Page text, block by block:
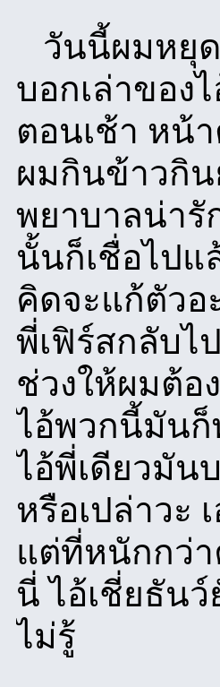
วันนี้ผมหยุด
บอกเล่าของ
ตอนเช้า หน้
ผมกินข้าวกิน
พยาบาลน่ารั
นั้นก็เชื่อไปแ
คิดจะแก้ตัวอ
พี่เฟิร์สกลับไ
ช่วงให้ผมต้อ
ไอ้พวกนี้มันก็
ไอ้พี่เดียวมัน
หรือเปล่าวะ
แต่ที่หนักกว่า
นี่ ไอ้เชี่ยธันว์
ไม่รู้